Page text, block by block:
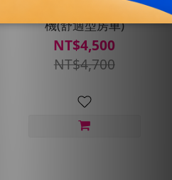
雲林縣-桃園機場接送
機(舒適型房車)
NT$4,500
NT$4,700